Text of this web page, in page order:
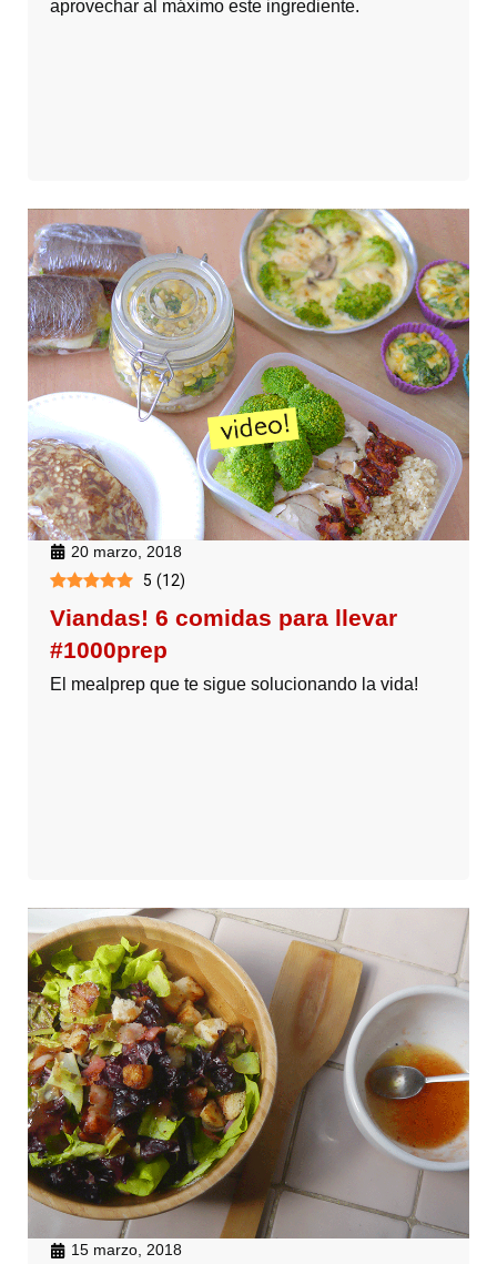
aprovechar al máximo este ingrediente.
20 marzo, 2018
5 (12)
Viandas! 6 comidas para llevar
#1000prep
El mealprep que te sigue solucionando la vida!
15 marzo, 2018